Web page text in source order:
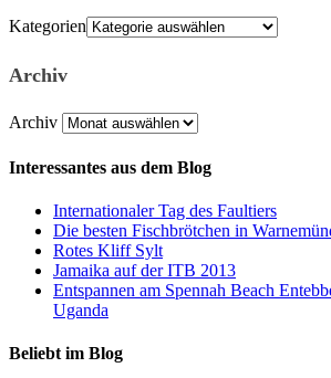
Kategorien
Archiv
Archiv
Interessantes aus dem Blog
Internationaler Tag des Faultiers
Die besten Fischbrötchen in
Rotes Kliff Sylt
Jamaika auf der ITB 2013
Entspannen am Spennah Beach
Uganda
Beliebt im Blog